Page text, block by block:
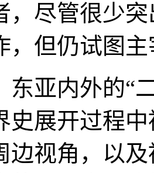
，尽管很少
，但仍试图
东亚内外的“
史展开过程
边视角，以